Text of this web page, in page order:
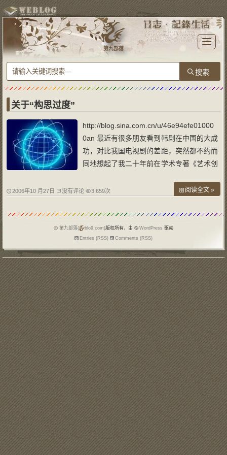
T
o
l
e
n
i
n
第九部落
关于“构思过度”
http://blog.sina.com.cn/u/46e94efe01000
0an 最近有很多朋友看到韩剧在中国的大成
功，对比我国电视剧的差距，突然都不约而
同地想起了我二十年前在学术专著《艺术创
“构思过度”的毛病。这使我很高兴。 韩剧的
奏很慢、波澜很多，在情节结构上还是
2006年10 月27日 没有评论 3,659次 阅读全文 »
第九部落( blo9.com)版权所有，由 WordPress 驱动
Entries (RSS)
Comments (RSS)